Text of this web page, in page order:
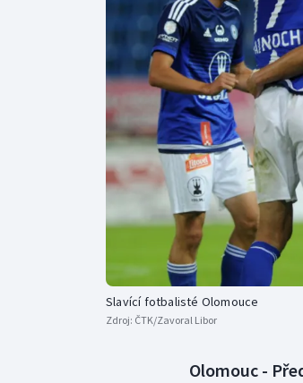
Golf
Slavící fotbalisté Olomouce
Zdroj: ČTK/Zavoral Libor
Olomouc -